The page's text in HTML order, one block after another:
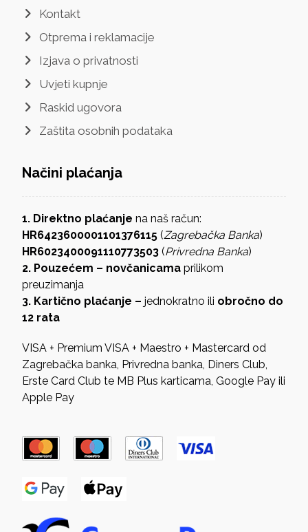
Kontakt
Otprema i reklamacije
Izjava o privatnosti
Uvjeti kupnje
Raskid ugovora
Zaštita osobnih podataka
Načini plaćanja
1. Direktno plaćanje na naš račun:
HR6423600001101376115(Zagrebačka Banka)
HR6023400091110773503(Privredna Banka)
2. Pouzećem – novčanicamaprilikom
preuzimanja
3. Kartično plaćanje –jednokratno ili obročno do
12 rata
VISA + Premium VISA + Maestro + Mastercard od
Zagrebačka banka, Privredna banka, Diners Club,
Erste Card Club te MB Plus karticama, Google Pay ili
Apple Pay